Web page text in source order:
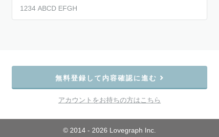
無料登録して内容確認に進む
アカウントをお持ちの方はこちら
© 2014 - 2026 Lovegraph Inc.